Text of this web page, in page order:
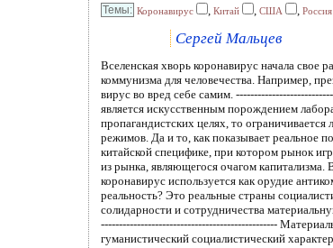
Коронавирус , Китай , США , Россия
Сергей Мальцев
Вселенская хворь коронавирус начала свое распространение из коммунистического Китая. Это могло бы послужить поводом для сочинения разных конспирологических версий об опасности коммунизма для человечества. Например, президент США Дональд Трамп называет коронавирус «китайским вирусом». Но нелепо предполагать, что китайские коммунисты изобрели смертельный вирус во вред себе самим. ------------------------------------------------------------------------------------- В лучшем случае коронавирус появился в результате естественных биологических мутаций. В худшем – является искусственным порождением лабораторий, созданных для ведения биологической войны. Даже антикоммунистическая западная пресса, если и пытается спекулировать на короновирусе в пропагандистских целях, то ограничивается лишь тем, что пытается внушить идеи превосходства здравоохранения стран буржуазной демократии над аналогичными системами т.н. «тоталитарных» режимов. Да и то, как показывает реальное положение дел, она грешит против истины.------------------------------------------------ Кроме того, коммунистический Китай осуществляет ленинский НЭП в китайской специфике, при котором рынок играет роль гораздо более существенную, чем в условиях «чистого» государственного социализма. А происхождение короновируса, как известно, выводят из рынка, являющегося очагом капитализма. В Китае рынок пока еще не стал пережитком. ---------------------------------------------------------------------------------------------------------------------------------------- И все же коронавирус используется как орудие антикоммунизма, не столько как пропагандистское, сколько как практическое оружие войны. Ведь что такое коммунизм не в плане утопических грез, а как реальность? Это реальные страны социалистической ориентации, где начато движение к такому общественному состоянию, в котором мировая экономика созидает на основе международной солидарности и сотрудничества материальную базу человечества, свободного от национального, социального и расового неравенства, насаждаемого капиталистической конкуренцией.-------------------------------------------------------------------- Материальная база, способная удовлетворить разумный достаток каждого человека уже существует. Мировой экономике подвластно